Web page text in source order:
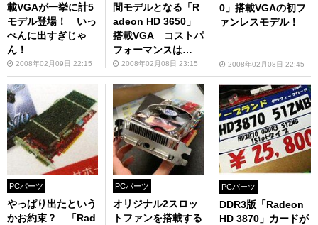
載VGAが一挙に計5
モデル登場！ いっ
ぺんに出すぎじゃ
ん！
2008年02月09日 22:15
間モデルとなる「R
adeon HD 3650」
搭載VGA コストパ
フォーマンスは
上々!?
2008年02月08日 23:15
0」搭載VGAの初フ
ァンレスモデル！
2008年02月08日 22:45
PCパーツ
やっぱり出たという
かお約束？ 「Rad
PCパーツ
オリジナル2スロッ
トファンを搭載する
PCパーツ
DDR3版「Radeon
HD 3870」カードが